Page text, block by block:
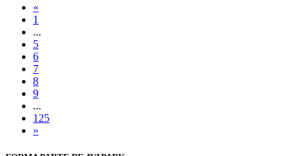
«
1
...
5
6
7
8
9
...
125
»